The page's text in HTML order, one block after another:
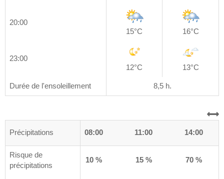
20:00
15°C
16°C
23:00
12°C
13°C
Durée de l'ensoleillement 8,5 h.
Précipitations
05:00 08:00 11:00 14:00
Risque de
précipitations
15 % 10 % 15 % 70 %